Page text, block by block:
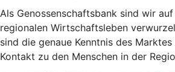
Als Genossenschaftsbank sind wir
regionalen Wirtschaftsleben
sind die genaue Kenntnis des
Kontakt zu den Menschen in der